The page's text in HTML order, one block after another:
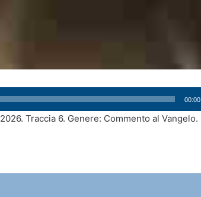
00:00
Traccia 6. Genere: Commento al Vangelo.